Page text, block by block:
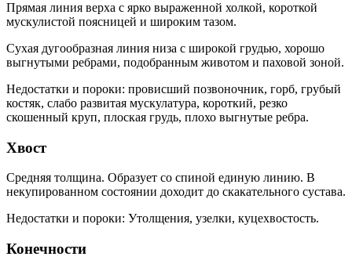
Прямая линия верха с ярко выраженной холкой, короткой
мускулистой поясницей и широким тазом.
Сухая дугообразная линия низа с широкой грудью, хорошо
выгнутыми ребрами, подобранным животом и паховой зоной.
Недостатки и пороки: провисший позвоночник, горб, грубый
костяк, слабо развитая мускулатура, короткий, резко
скошенный круп, плоская грудь, плохо выгнутые ребра.
Хвост
Средняя толщина. Образует со спиной единую линию. В
некупированном состоянии доходит до скакательного сустава.
Недостатки и пороки: Утолщения, узелки, куцехвостость.
Конечности